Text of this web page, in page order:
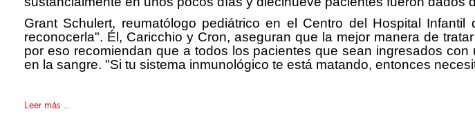
Grant Schulert, reumatólogo pediátrico en el Centro del Hospital
reconocerla". Él, Caricchio y Cron, aseguran que la mejor manera de
por eso recomiendan que a todos los pacientes que sean ingresados
en la sangre. "Si tu sistema inmunológico te está matando, entonces
Leer más ...